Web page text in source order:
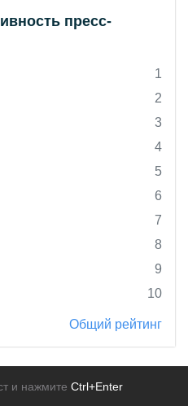
пресс-
1
2
3
4
5
6
7
8
9
10
Общий рейтинг
и нажмите Ctrl+Enter